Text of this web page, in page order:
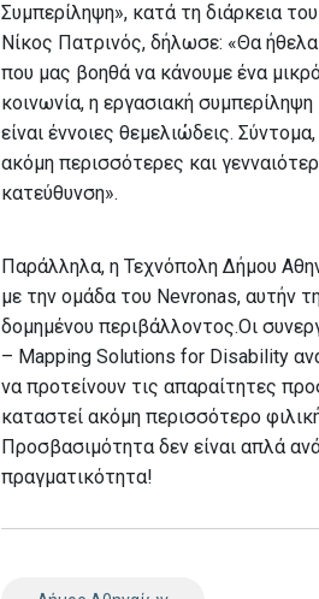
Συμπερίληψη», κατά τη διάρκεια
Νίκος Πατρινός, δήλωσε: «Θα
που μας βοηθά να κάνουμε ένα
κοινωνία, η εργασιακή
είναι έννοιες θεμελιώδεις.
ακόμη περισσότερες και
κατεύθυνση».
Παράλληλα, η Τεχνόπολη Δήμου
με την ομάδα του Nevronas, αυτήν
δομημένου περιβάλλοντος.Οι
– Mapping Solutions for Disability
να προτείνουν τις απαραίτητες
καταστεί ακόμη περισσότερο
Προσβασιμότητα δεν είναι απλά
πραγματικότητα!